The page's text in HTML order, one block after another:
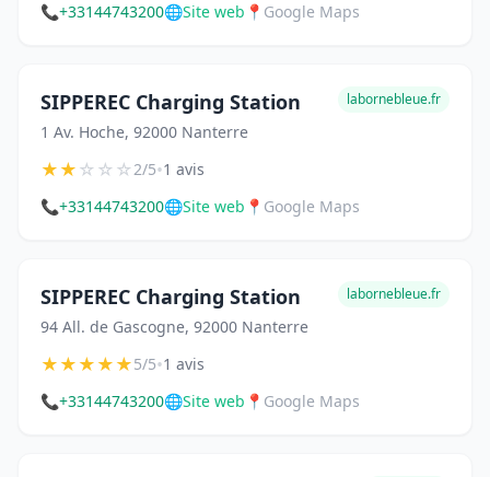
📞+33144743200🌐Site web 📍 Google Maps
SIPPEREC Charging Station
1 Av. Hoche, 92000 Nanterre
labornebleue.fr
★★☆☆☆2/5•1 avis
📞+33144743200🌐Site web 📍 Google Maps
SIPPEREC Charging Station
94 All. de Gascogne, 92000 Nanterre
labornebleue.fr
★★★★★5/5•1 avis
📞+33144743200🌐Site web 📍 Google Maps